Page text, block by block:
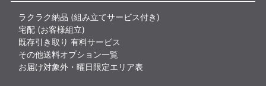
ラクラク納品 (組み立てサービス付き)
宅配 (お客様組立)
既存引き取り 有料サービス
その他送料オプション一覧
お届け対象外・曜日限定エリア表